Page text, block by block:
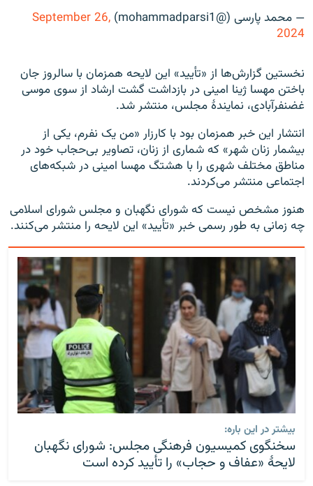
— محمد پارسی (@mohammadparsi1)
September 26,
2024
نخستین گزارش‌ها از «تأیید» این لایحه همزمان با سالروز جان‌
باختن مهسا ژینا امینی در بازداشت گشت ارشاد از سوی موسی
غضنفرآبادی، نمایندهٔ مجلس، منتشر شد.
انتشار این خبر همزمان بود با کارزار «من یک نفرم، یکی از
بیشمار زنان شهر» که شماری از زنان، تصاویر بی‌حجاب خود در
مناطق مختلف شهری را با هشتگ مهسا امینی در شبکه‌های
اجتماعی منتشر می‌کردند.
هنوز مشخص نیست که شورای نگهبان و مجلس شورای اسلامی
چه زمانی به طور رسمی خبر «تأیید» این لایحه را منتشر می‌کنند.
بیشتر در این باره:
سخنگوی کمیسیون فرهنگی مجلس: شورای نگهبان
لایحهٔ «عفاف و حجاب» را تأیید کرده است